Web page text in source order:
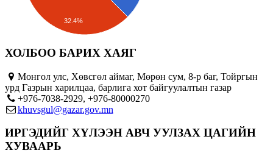
32.4%
ХОЛБОО БАРИХ ХАЯГ
Монгол улс, Хөвсгөл аймаг, Мөрөн сум, 8-р баг, Тойргын
урд Газрын харилцаа, барлига хот байгуулалтын газар
+976-7038-2929, +976-80000270
khuvsgul@gazar.gov.mn
ИРГЭДИЙГ ХҮЛЭЭН АВЧ УУЛЗАХ ЦАГИЙН
ХУВААРЬ